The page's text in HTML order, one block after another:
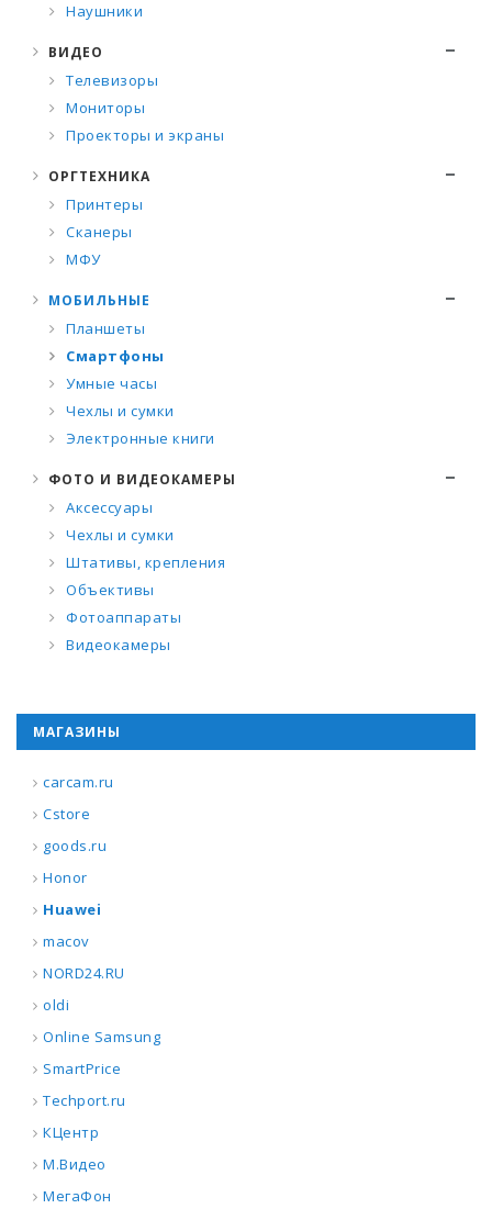
Наушники
ВИДЕО
Телевизоры
Мониторы
Проекторы и экраны
ОРГТЕХНИКА
Принтеры
Сканеры
МФУ
МОБИЛЬНЫЕ
Планшеты
Смартфоны
Умные часы
Чехлы и сумки
Электронные книги
ФОТО И ВИДЕОКАМЕРЫ
Аксессуары
Чехлы и сумки
Штативы, крепления
Объективы
Фотоаппараты
Видеокамеры
МАГАЗИНЫ
carcam.ru
Cstore
goods.ru
Honor
Huawei
macov
NORD24.RU
oldi
Online Samsung
SmartPrice
Techport.ru
КЦентр
М.Видео
МегаФон